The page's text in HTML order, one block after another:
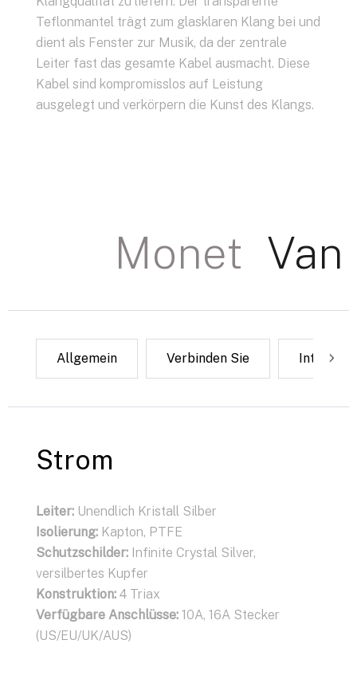
Teflonmantel trägt zum glasklaren Klang bei und
dient als Fenster zur Musik, da der zentrale
Leiter fast das gesamte Kabel ausmacht. Diese
Kabel sind kompromisslos auf Leistung
ausgelegt und verkörpern die Kunst des Klangs.
Monet Van
Strom USB Netzwerk
Verbinden Sie
Leiter: Unendlich Kristall Silber
Isolierung: Kapton, PTFE
Schilde:Unendlicher Kristall Silber
Aufbau:XLR (2 Koax, 1 Masse), RCA (1 Koax, 1
Masse)
Verfügbare Anschlüsse: XLR, RCA
Allgemein Verbinden Sie
Strom
Leiter: Unendlich Kristall Silber
Isolierung: Kapton, PTFE
Schutzschilder: Infinite Crystal Silver,
versilbertes Kupfer
Konstruktion: 4 Triax
Verfügbare Anschlüsse: 10A, 16A Stecker
(US/EU/UK/AUS)